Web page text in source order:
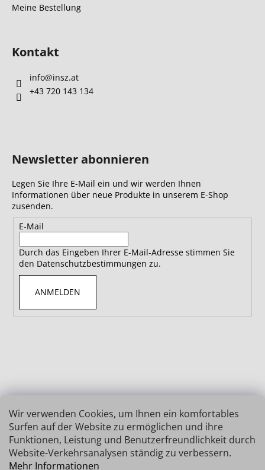
Wir verwenden Cookies, um Ihnen ein komfortables
Surfen auf der Website zu ermöglichen und ihre
Funktionen, Leistung und Benutzerfreundlichkeit durch
Website-Verkehrsanalysen ständig zu verbessern.
Mehr Informationen
Meine Bestellung
Kontakt
info@insz.at
+43 720 143 134
Newsletter abonnieren
Legen Sie Ihre E-Mail ein und wir werden Ihnen
Informationen über neue Produkte in unserem E-Shop
zusenden.
E-Mail
Durch das Eingeben Ihrer E-Mail-Adresse stimmen Sie
den Datenschutzbestimmungen zu.
ANMELDEN